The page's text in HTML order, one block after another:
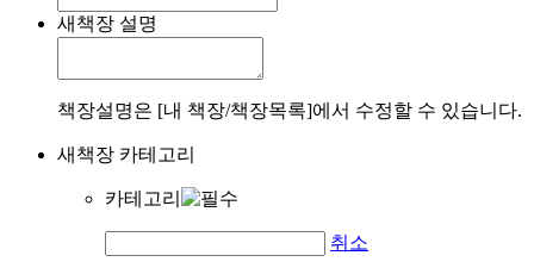
새책장 설명
책장설명은 [내 책장/책장목록]에서 수정할 수 있습니다.
새책장 카테고리
카테고리
취소